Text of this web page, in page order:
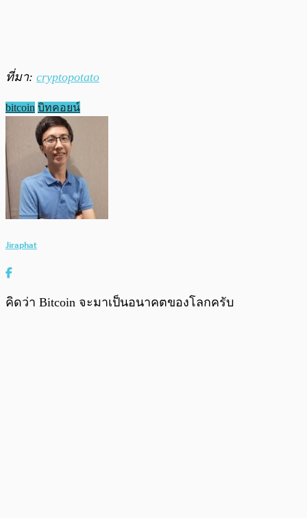
ที่มา: cryptopotato
bitcoin บิทคอยน์
Jiraphat
คิดว่า Bitcoin จะมาเป็นอนาคตของโลกครับ